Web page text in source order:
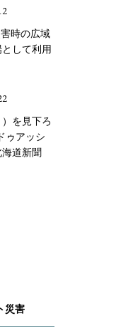
時の広域
して利用
を見下ろ
ゥアッシ
道新聞
災害